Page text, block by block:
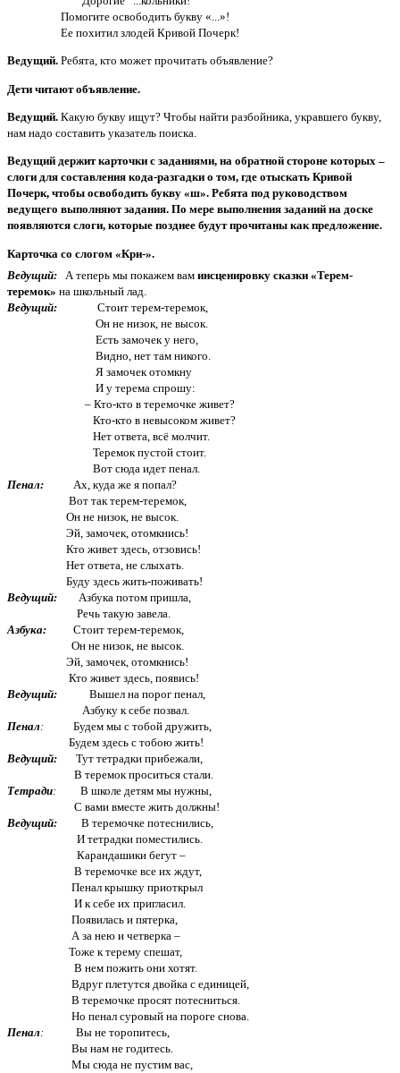
Помогите освободить букву «...»!
Ее похитил злодей Кривой Почерк!
Ведущий. Ребята, кто может прочитать объявление?
Дети читают объявление.
Ведущий. Какую букву ищут? Чтобы найти разбойника, укравшего букву,
нам надо составить указатель поиска.
Ведущий держит карточки c заданиями, на обратной стороне которых –
слоги для составления кода-разгадки о том, где отыскать Кривой
Почерк, чтобы освободить букву «ш». Ребята под руководством
ведущего выполняют задания. По мере выполнения заданий на доске
появляются слоги, которые позднее будут прочитаны как предложение.
Карточка со слогом «Кри-».
Ведущий: А теперь мы покажем вам инсценировку сказки «Терем-
теремок» на школьный лад.
Ведущий:
Стоит терем-теремок,
Он не низок, не высок.
Есть замочек у него,
Видно, нет там никого.
Я замочек отомкну
И у терема спрошу:
– Кто-кто в теремочке живет?
Кто-кто в невысоком живет?
Нет ответа, всё молчит.
Теремок пустой стоит.
Вот сюда идет пенал.
Пенал:
Ах, куда же я попал?
Вот так терем-теремок,
Он не низок, не высок.
Эй, замочек, отомкнись!
Кто живет здесь, отзовись!
Нет ответа, не слыхать.
Буду здесь жить-поживать!
Ведущий:
Азбука потом пришла,
Речь такую завела.
Азбука:
Стоит терем-теремок,
Он не низок, не высок.
Эй, замочек, отомкнись!
Кто живет здесь, появись!
Ведущий:
Вышел на порог пенал,
Азбуку к себе позвал.
Пенал: Будем мы с тобой дружить,
Будем здесь с тобою жить!
Ведущий:
Тут тетрадки прибежали,
В теремок проситься стали.
Тетради: В школе детям мы нужны,
С вами вместе жить должны!
Ведущий:
В теремочке потеснились,
И тетрадки поместились.
Карандашики бегут –
В теремочке все их ждут,
Пенал крышку приоткрыл
И к себе их пригласил.
Появилась и пятерка,
А за нею и четверка –
Тоже к терему спешат,
В нем пожить они хотят.
Вдруг плетутся двойка с единицей,
В теремочке просят потесниться.
Но пенал суровый на пороге снова.
Пенал: Вы не торопитесь,
Вы нам не годитесь.
Мы сюда не пустим вас,